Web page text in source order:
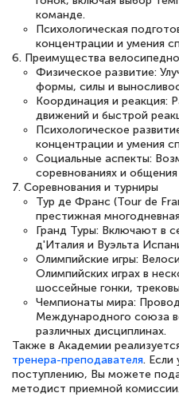
команде.
Психологическая
концентрации и умения
6. Преимущества
Физическое развитие:
формы, силы и
Координация и реакция:
движений и быстрой
Психологическое
концентрации и умения
Социальные аспекты:
соревнованиях и
7. Соревнования и турниры
Тур де Франс (Tour de
престижная
Гранд Туры: Включают в
д'Италия и Вуэльта
Олимпийские игры:
Олимпийских играх в
шоссейные гонки,
Чемпионаты мира:
Международного союза
различных дисциплинах.
Также в Академии
тренера-преподавателя. Если
поступлению, Вы можете
методист приемной комиссии.